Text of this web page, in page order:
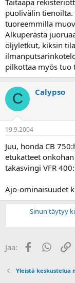
puolivälin tienoilta.
tuoreemmilla
Alkuperästä
öljyletkut, kiksin
pilkottaa myös
C Calypso
19.9.2004
Juu, honda CB
etukatteet
takasvingi VFR
Ajo-ominaisuudet
Sinun täytyy
Jaa: Facebook
Yleistä keskustelua